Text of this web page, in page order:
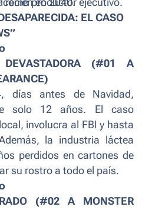
EL CASO
DEVASTADORA (#01 A
días antes de Navidad,
solo 12 años. El caso
involucra al FBI y hasta
la industria láctea
perdidos en cartones de
su rostro a todo el país.
(#02 A MONSTER